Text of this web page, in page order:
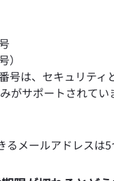
号は、セキュリテ
がサポートされてい
メールアドレスは5